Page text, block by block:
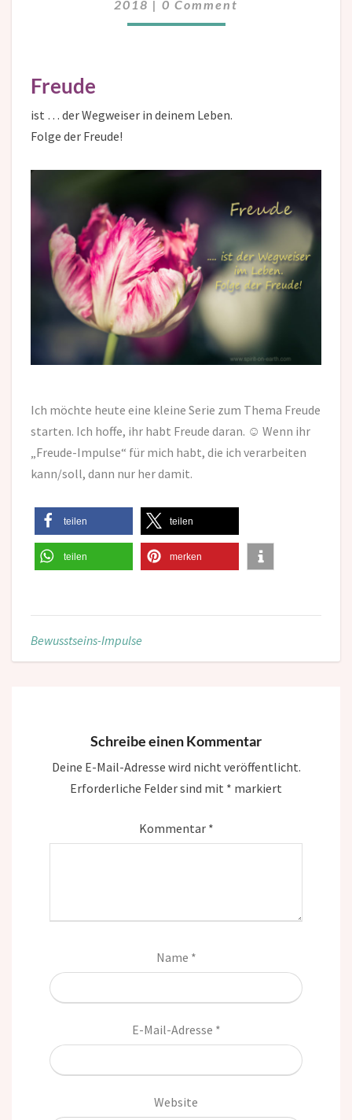
2018 | 0 Comment
Freude
ist … der Wegweiser in deinem Leben.
Folge der Freude!
Ich möchte heute eine kleine Serie zum Thema Freude
starten. Ich hoffe, ihr habt Freude daran. ☺ Wenn ihr
„Freude-Impulse“ für mich habt, die ich verarbeiten
kann/soll, dann nur her damit.
teilen teilen
teilen merken
Bewusstseins-Impulse
Schreibe einen Kommentar
Deine E-Mail-Adresse wird nicht veröffentlicht.
Erforderliche Felder sind mit * markiert
Kommentar *
Name *
E-Mail-Adresse *
Website